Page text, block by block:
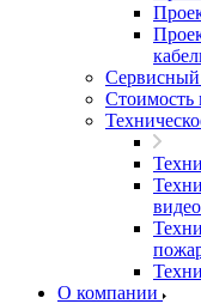
Сервисный
Стоимость
О компании